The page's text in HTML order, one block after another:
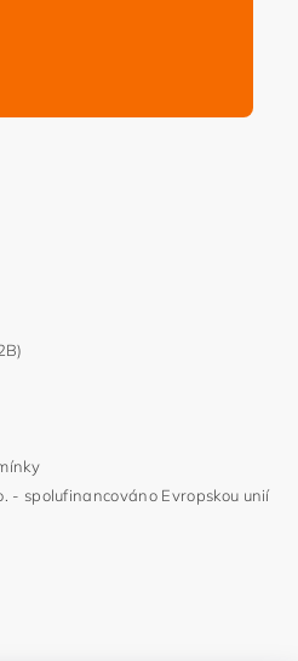
- spolufinancováno Evropskou unií